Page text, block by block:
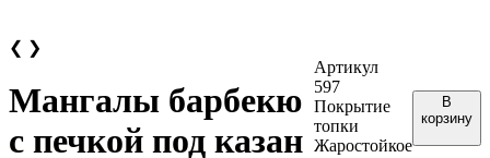
❮ ❯
Мангалы барбекю
с печкой под казан
Артикул
597
Покрытие
топки
Жаростойкое
В
корзину